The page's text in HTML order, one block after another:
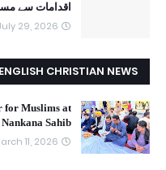
اقدامات سے
29, 2026
ENGLISH CHRISTIAN NEWS
for Muslims at
Sahib
11, 2026